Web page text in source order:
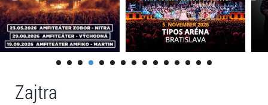
Zajtra